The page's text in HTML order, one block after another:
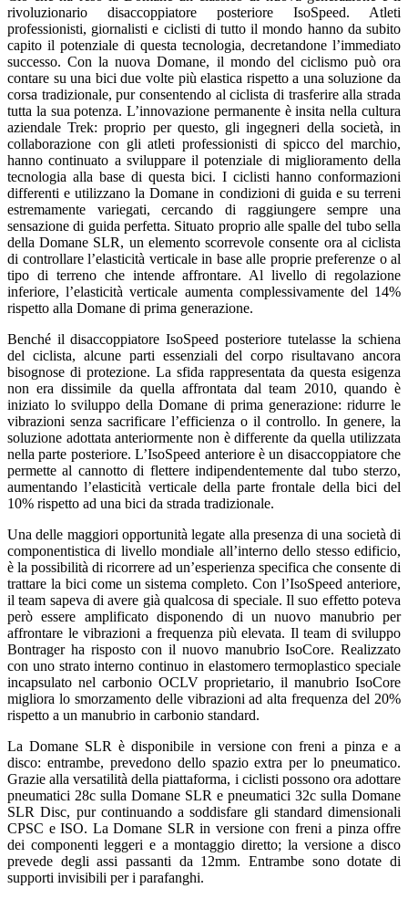
rivoluzionario disaccoppiatore posteriore IsoSpeed. Atleti
professionisti, giornalisti e ciclisti di tutto il mondo hanno da subito
capito il potenziale di questa tecnologia, decretandone l’immediato
successo. Con la nuova Domane, il mondo del ciclismo può ora
contare su una bici due volte più elastica rispetto a una soluzione da
corsa tradizionale, pur consentendo al ciclista di trasferire alla strada
tutta la sua potenza. L’innovazione permanente è insita nella cultura
aziendale Trek: proprio per questo, gli ingegneri della società, in
collaborazione con gli atleti professionisti di spicco del marchio,
hanno continuato a sviluppare il potenziale di miglioramento della
tecnologia alla base di questa bici. I ciclisti hanno conformazioni
differenti e utilizzano la Domane in condizioni di guida e su terreni
estremamente variegati, cercando di raggiungere sempre una
sensazione di guida perfetta. Situato proprio alle spalle del tubo sella
della Domane SLR, un elemento scorrevole consente ora al ciclista
di controllare l’elasticità verticale in base alle proprie preferenze o al
tipo di terreno che intende affrontare. Al livello di regolazione
inferiore, l’elasticità verticale aumenta complessivamente del 14%
rispetto alla Domane di prima generazione.
Benché il disaccoppiatore IsoSpeed posteriore tutelasse la schiena
del ciclista, alcune parti essenziali del corpo risultavano ancora
bisognose di protezione. La sfida rappresentata da questa esigenza
non era dissimile da quella affrontata dal team 2010, quando è
iniziato lo sviluppo della Domane di prima generazione: ridurre le
vibrazioni senza sacrificare l’efficienza o il controllo. In genere, la
soluzione adottata anteriormente non è differente da quella utilizzata
nella parte posteriore. L’IsoSpeed anteriore è un disaccoppiatore che
permette al cannotto di flettere indipendentemente dal tubo sterzo,
aumentando l’elasticità verticale della parte frontale della bici del
10% rispetto ad una bici da strada tradizionale.
Una delle maggiori opportunità legate alla presenza di una società di
componentistica di livello mondiale all’interno dello stesso edificio,
è la possibilità di ricorrere ad un’esperienza specifica che consente di
trattare la bici come un sistema completo. Con l’IsoSpeed anteriore,
il team sapeva di avere già qualcosa di speciale. Il suo effetto poteva
però essere amplificato disponendo di un nuovo manubrio per
affrontare le vibrazioni a frequenza più elevata. Il team di sviluppo
Bontrager ha risposto con il nuovo manubrio IsoCore. Realizzato
con uno strato interno continuo in elastomero termoplastico speciale
incapsulato nel carbonio OCLV proprietario, il manubrio IsoCore
migliora lo smorzamento delle vibrazioni ad alta frequenza del 20%
rispetto a un manubrio in carbonio standard.
La Domane SLR è disponibile in versione con freni a pinza e a
disco: entrambe, prevedono dello spazio extra per lo pneumatico.
Grazie alla versatilità della piattaforma, i ciclisti possono ora adottare
pneumatici 28c sulla Domane SLR e pneumatici 32c sulla Domane
SLR Disc, pur continuando a soddisfare gli standard dimensionali
CPSC e ISO. La Domane SLR in versione con freni a pinza offre
dei componenti leggeri e a montaggio diretto; la versione a disco
prevede degli assi passanti da 12mm. Entrambe sono dotate di
supporti invisibili per i parafanghi.